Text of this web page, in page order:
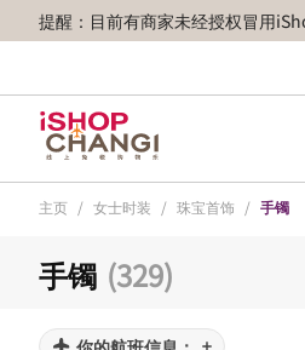
提醒：目前有商家未经授权冒用
主页 / 女士时装 / 珠宝首饰 / 手镯
手镯 (329)